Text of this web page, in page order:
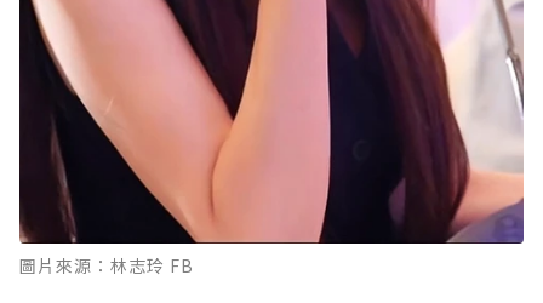
圖片來源：林志玲 FB